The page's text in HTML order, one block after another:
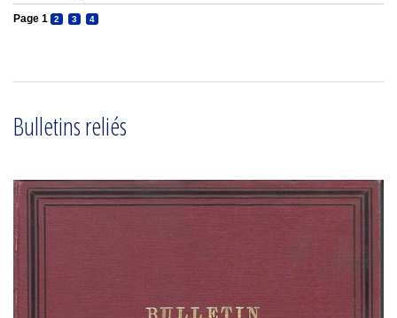
Page 1 2 3 4
Bulletins reliés